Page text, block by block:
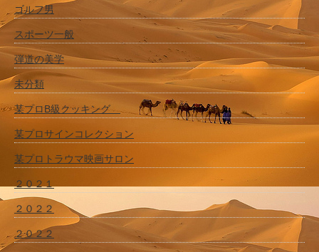
ゴルフ男
スポーツ一般
弾道の美学
未分類
某プロB級クッキング
某プロサインコレクション
某プロトラウマ映画サロン
２０２１
２０２２
２０２２